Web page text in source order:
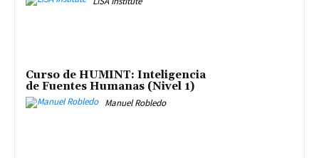
Curso de HUMINT: Inteligencia
de Fuentes Humanas (Nivel 1)
Manuel Robledo